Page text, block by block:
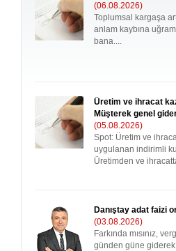
(06.08.2026)
Toplumsal kargaşa
anlam kaybına
bana....
Üretim ve ihracat
Müşterek genel
(05.08.2026)
Spot: Üretim ve
uygulanan indirimli
Üretimden ve
Danıştay adat faizi
(03.08.2026)
Farkında mısınız,
günden güne giderek